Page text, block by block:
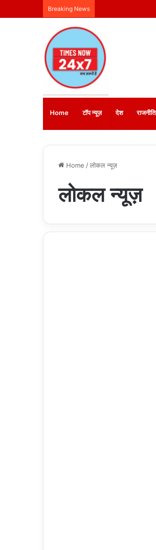
Breaking News
Home टॉप न्यूज़ देश राजनीति
Home /लोकल न्यूज़
लोकल न्यूज़